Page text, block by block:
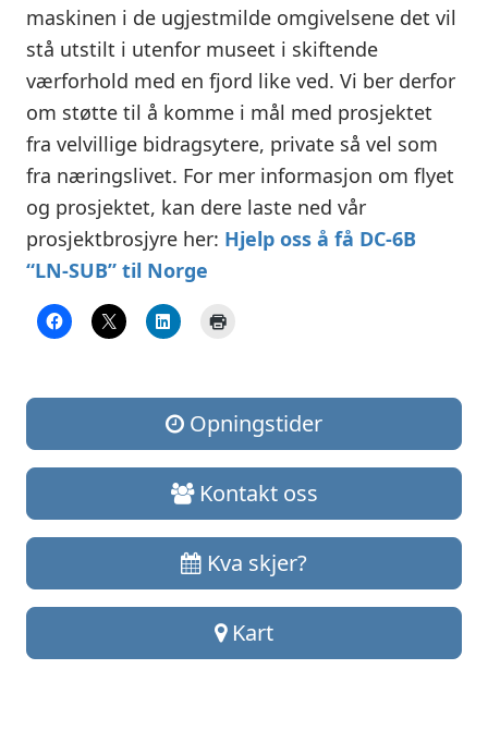
maskinen i de ugjestmilde omgivelsene det vil
stå utstilt i utenfor museet i skiftende
værforhold med en fjord like ved. Vi ber derfor
om støtte til å komme i mål med prosjektet
fra velvillige bidragsytere, private så vel som
fra næringslivet. For mer informasjon om flyet
og prosjektet, kan dere laste ned vår
prosjektbrosjyre her: Hjelp oss å få DC-6B
“LN-SUB” til Norge
Opningstider
Kontakt oss
Kva skjer?
Kart